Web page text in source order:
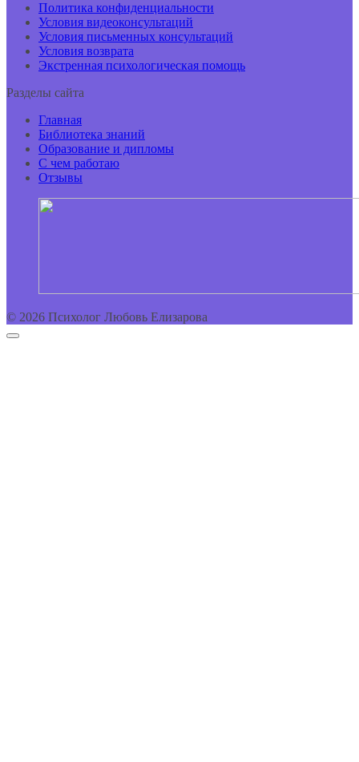
Политика конфиденциальности
Условия видеоконсультаций
Условия письменных консультаций
Условия возврата
Экстренная психологическая помощь
Разделы сайта
Главная
Библиотека знаний
Образование и дипломы
С чем работаю
Отзывы
© 2026 Психолог Любовь Елизарова